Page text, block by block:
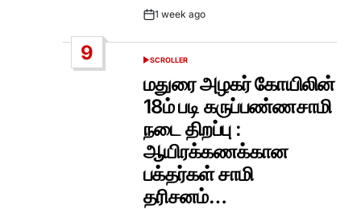
Post1 week ago
9
POSTED
SCROLLER
மதுரை அழகர் கோயிலின்
18ம் படி கருப்பண்ணசாமி
நடை திறப்பு :
ஆயிரக்கணக்கான
பக்தர்கள் சாமி
தரிசனம்…